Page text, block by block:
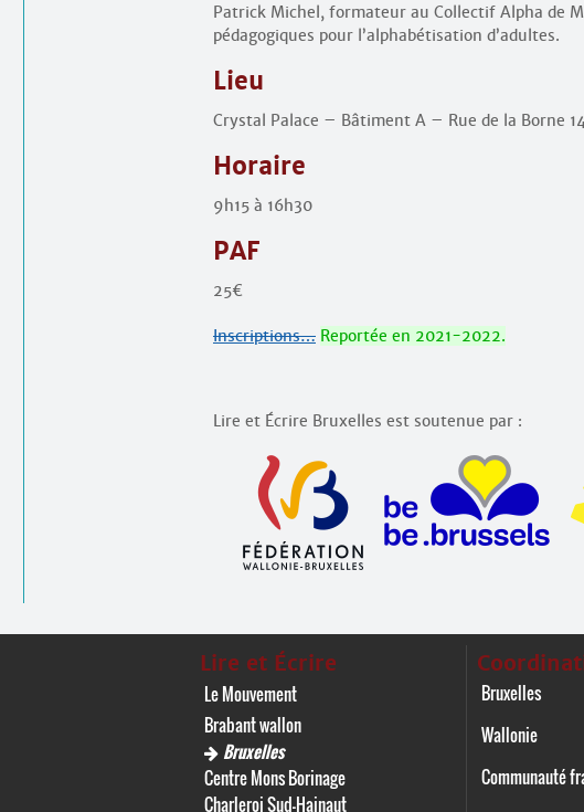
Patrick Michel, formateur au Collectif Alpha de
pédagogiques pour l’alphabétisation d’adultes.
Lieu
Crystal Palace – Bâtiment A – Rue de la Borne
Horaire
9h15 à 16h30
PAF
25€
Inscriptions… Reportée en 2021-2022.
Lire et Écrire Bruxelles est soutenue par :
Lire et Écrire
Le Mouvement
Brabant wallon
Bruxelles
Centre Mons Borinage
Charleroi Sud-Hainaut
Bruxelles
Wallonie
Communauté